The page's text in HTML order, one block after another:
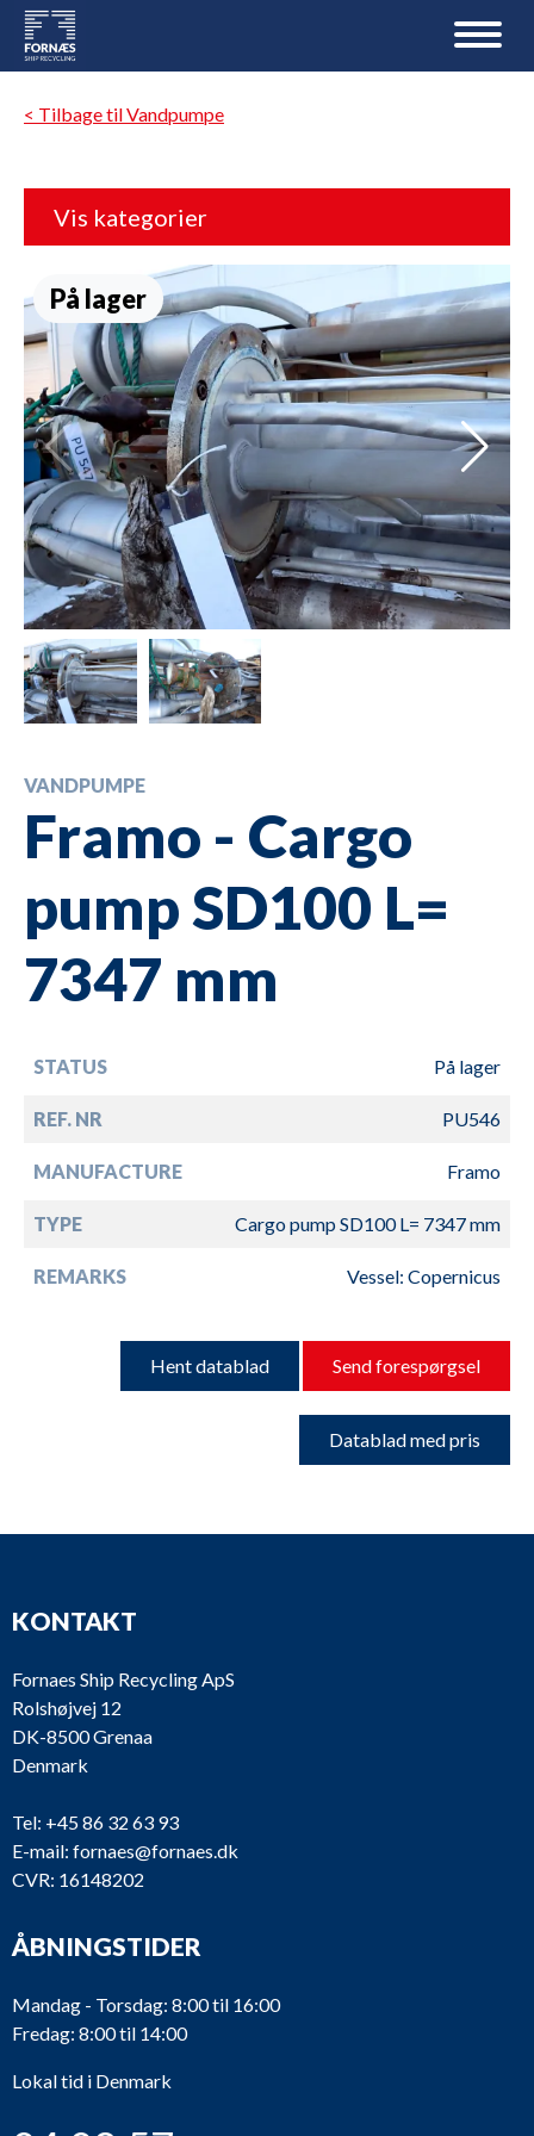
< Tilbage til Vandpumpe
Vis kategorier
På lager
VANDPUMPE
Framo - Cargo
pump SD100 L=
7347 mm
STATUS På lager
REF. NR PU546
MANUFACTURE Framo
TYPE Cargo pump SD100 L= 7347 mm
REMARKS Vessel: Copernicus
Hent datablad Send forespørgsel
Datablad med pris
KONTAKT
Fornaes Ship Recycling ApS
Rolshøjvej 12
DK-8500 Grenaa
Denmark
Tel: +45 86 32 63 93
E-mail: fornaes@fornaes.dk
CVR: 16148202
ÅBNINGSTIDER
Mandag - Torsdag: 8:00 til 16:00
Fredag: 8:00 til 14:00
Lokal tid i Denmark